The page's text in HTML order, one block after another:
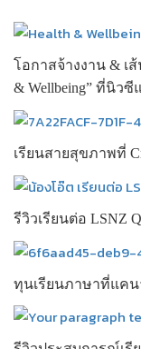
โอกาสจ้างงาน & เ
& Wellbeing” ที่นิวซี
เรียนสายสุขภาพที่
รีวิวเรียนต่อ LSNZ
ทุนเรียนภาษาที่แคน